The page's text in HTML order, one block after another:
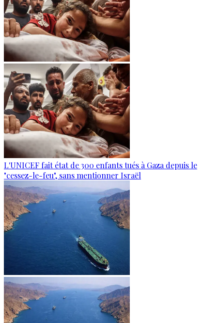
L'UNICEF fait état de 300 enfants tués à Gaza depuis le
"cessez-le-feu", sans mentionner Israël